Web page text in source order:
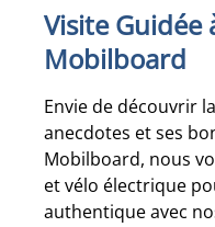
Visite Guidée
Mobilboard
Envie de découvrir
anecdotes et ses
Mobilboard, nous
et vélo électrique
authentique avec